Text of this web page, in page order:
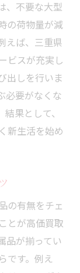
、不要な大型
の荷物量が減
えば、三重県
ビスが充実し
出しを行いま
必要がなくな
果として、
新生活を始め
の有無をチェ
とが高価買取
品が揃ってい
です。例え